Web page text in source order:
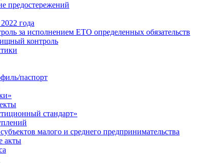
предостережений
года
за исполнением ЕТО определенных обязательств
контроль
паспорт
стандарт»
малого и среднего предпринимательства
акты